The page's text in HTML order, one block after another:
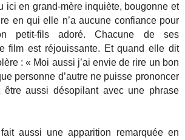
ici en grand-mère inquiète, bougonne et
en qui elle n’a aucune confiance pour
petit-fils adoré. Chacune de ses
film est réjouissante. Et quand elle dit
: « Moi aussi j’ai envie de rire un bon
personne d’autre ne puisse prononcer
aussi désopilant avec une phrase
aussi une apparition remarquée en